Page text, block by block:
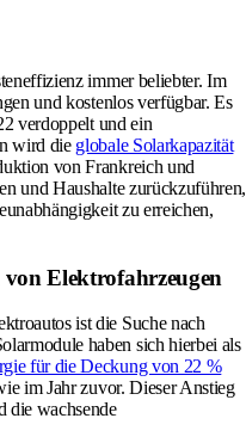
immer beliebter. Im
und kostenlos verfügbar. Es
verdoppelt und ein
wird die globale Solarkapazität
von Frankreich und
und Haushalte zurückzuführen,
zu erreichen,
Elektrofahrzeugen
ist die Suche nach
haben sich hierbei als
für die Deckung von 22 %
im Jahr zuvor. Dieser Anstieg
die wachsende